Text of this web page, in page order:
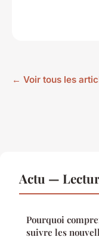
← Voir tous les
Actu —
Pourquoi
suivre les